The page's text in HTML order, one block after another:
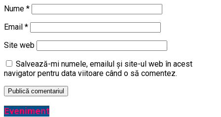
Nume *
Email *
Site web
Salvează-mi numele, emailul și site-ul web în acest
navigator pentru data viitoare când o să comentez.
Eveniment